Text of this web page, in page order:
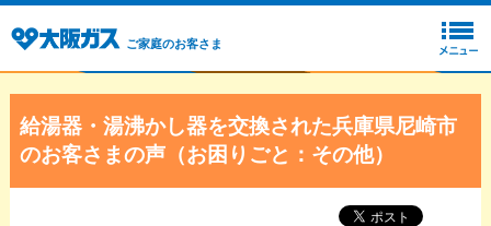
ご家庭のお客さま
給湯器・湯沸かし器を交換された兵庫県尼崎市
のお客さまの声（お困りごと：その他）